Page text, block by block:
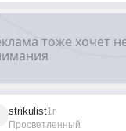
strikulist
Просветленный
1г